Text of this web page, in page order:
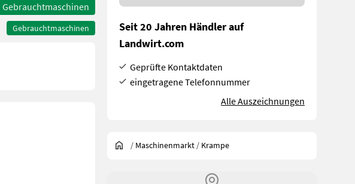
Gebrauchtmaschinen
Gebrauchtmaschinen
Seit 20 Jahren Händler auf
Landwirt.com
Geprüfte Kontaktdaten
eingetragene Telefonnummer
Alle Auszeichnungen
/ Maschinenmarkt / Krampe